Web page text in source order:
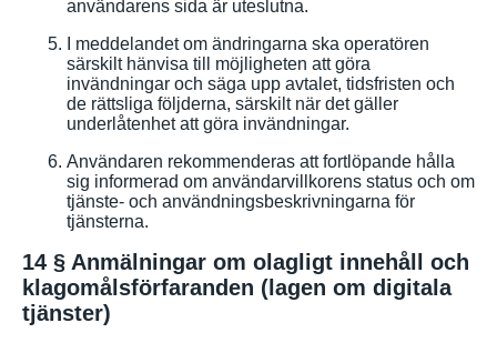
användarens sida är uteslutna.
I meddelandet om ändringarna ska operatören
särskilt hänvisa till möjligheten att göra
invändningar och säga upp avtalet, tidsfristen och
de rättsliga följderna, särskilt när det gäller
underlåtenhet att göra invändningar.
Användaren rekommenderas att fortlöpande hålla
sig informerad om användarvillkorens status och om
tjänste- och användningsbeskrivningarna för
tjänsterna.
14 § Anmälningar om olagligt innehåll och
klagomålsförfaranden (lagen om digitala
tjänster)